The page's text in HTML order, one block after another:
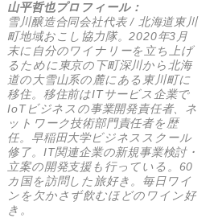
山平哲也プロフィール：
雪川醸造合同会社代表 / 北海道東川
町地域おこし協力隊。2020年3月
末に自分のワイナリーを立ち上げ
るために東京の下町深川から北海
道の大雪山系の麓にある東川町に
移住。移住前はITサービス企業で
IoTビジネスの事業開発責任者、ネ
ットワーク技術部門責任者を歴
任。早稲田大学ビジネススクール
修了。IT関連企業の新規事業検討・
立案の開発支援も行っている。60
カ国を訪問した旅好き。毎日ワイ
ンを欠かさず飲むほどのワイン好
き。